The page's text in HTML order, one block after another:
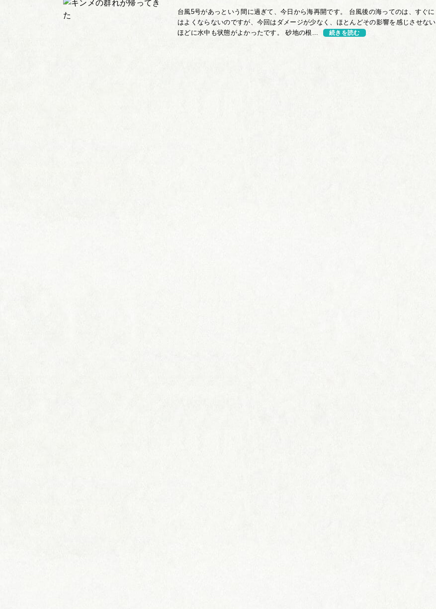
台風5号があっという間に過ぎて、今日から海再開です。 台風後の海ってのは、すぐに
はよくならないのですが、今回はダメージが少なく、ほとんどその影響を感じさせない
ほどに水中も状態がよかったです。 砂地の根...
続きを読む